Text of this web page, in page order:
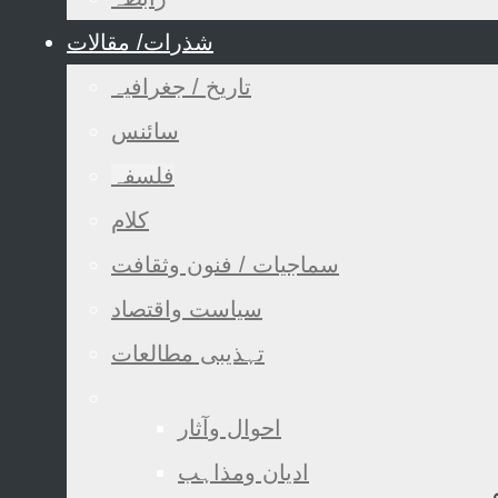
شذرات/ مقالات
تاریخ / جغرافیہ
سائنس
فلسفہ
کلام
سماجیات / فنون وثقافت
سیاست واقتصاد
تہذیبی مطالعات
احوال وآثار
ادیان ومذاہب